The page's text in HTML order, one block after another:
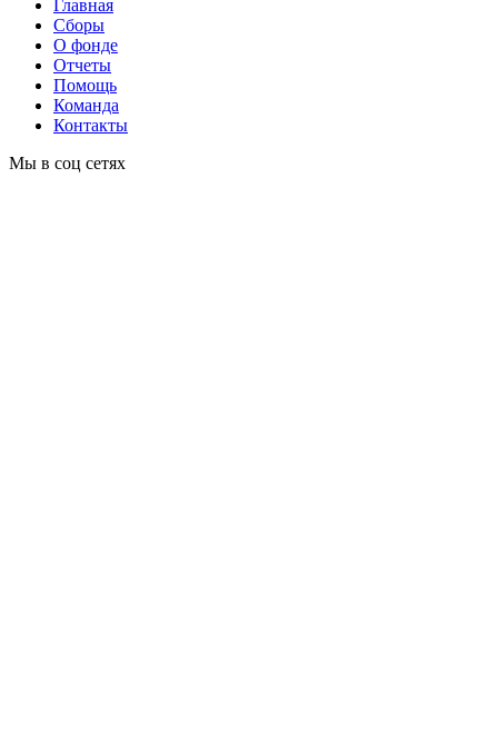
Главная
Сборы
О фонде
Отчеты
Помощь
Команда
Контакты
Мы в соц сетях